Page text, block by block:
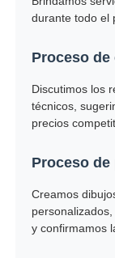
durante todo el
Proceso
Discutimos los
técnicos,
precios
Proceso
Creamos
y confirmamos